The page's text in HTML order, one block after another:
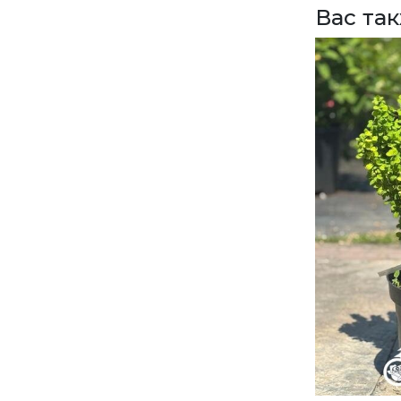
Вас